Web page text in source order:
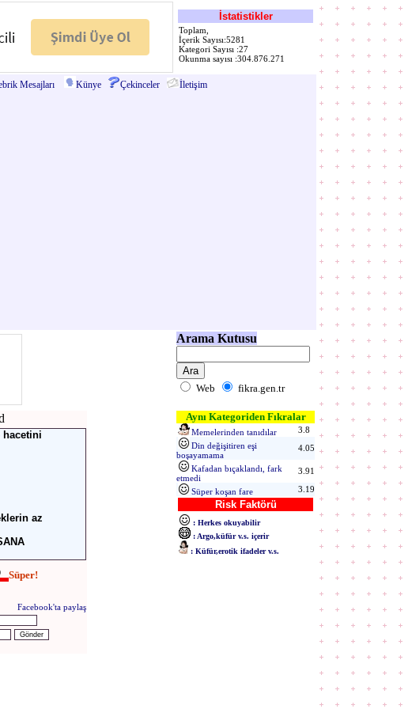
İstatistikler
Toplam,
İçerik Sayısı:5281
Kategori Sayısı :27
Okunma sayısı :304.876.271
Mesajları Künye Çekinceler İletişim
Arama Kutusu
Web fikra.gen.tr
hacetini
az
Süper!
Facebook'ta paylaş
Aynı Kategoriden Fıkralar
Memelerinden tanıdılar
3.8
Din değişitiren eşi
boşayamama
4.05
Kafadan bıçaklandı, fark
etmedi
3.91
Süper koşan fare 3.19
Risk Faktörü
: Herkes okuyabilir
: Argo,küfür v.s. içerir
: Küfür,erotik ifadeler v.s.